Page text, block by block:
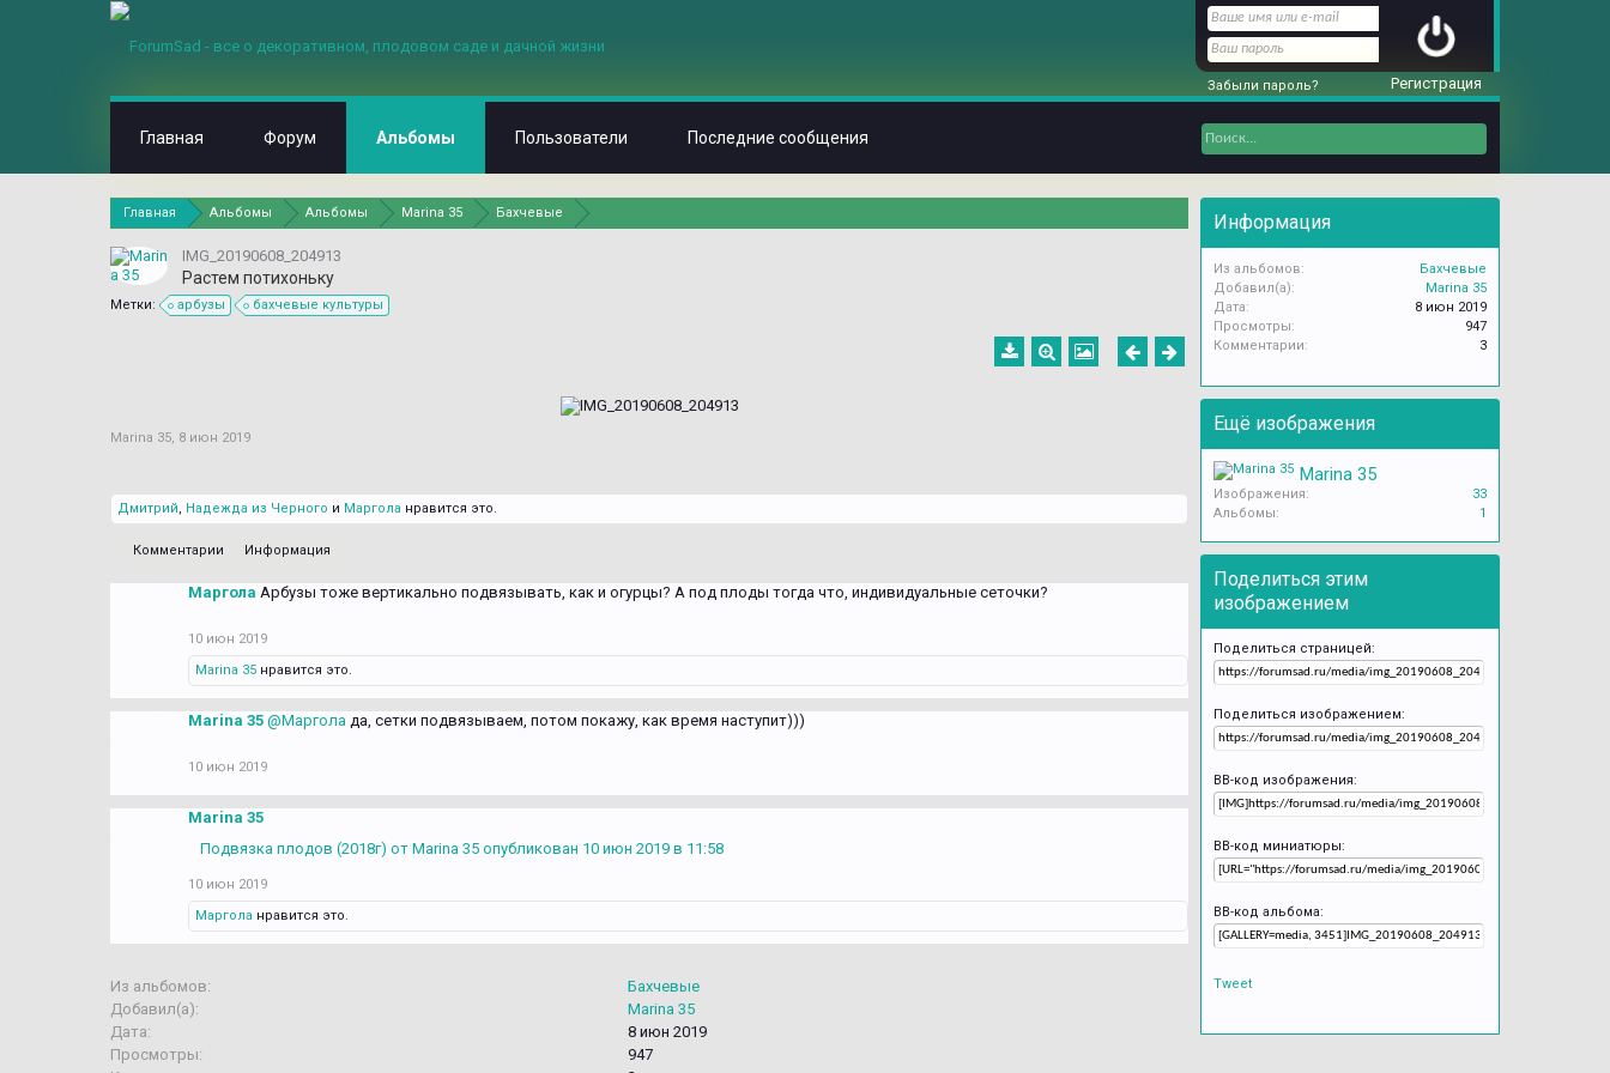
Главная Альбомы Альбомы Marina 35 Бахчевые
IMG_20190608_204913
Растем потихоньку
Метки: арбузы бахчевые культуры
Marina 35, 8 июн 2019
Дмитрий, Надежда из Черного и Маргола нравится это.
Комментарии Информация
Маргола Арбузы тоже вертикально подвязывать, как и огурцы? А под плоды тогда что, индивидуальные сеточки?
10 июн 2019
Marina 35 нравится это.
Marina 35 @Маргола да, сетки подвязываем, потом покажу, как время наступит)))
10 июн 2019
Marina 35
Подвязка плодов (2018г) от Marina 35 опубликован 10 июн 2019 в 11:58
10 июн 2019
Маргола нравится это.
Из альбомов:
Бахчевые
Добавил(а):
Marina 35
Дата:
8 июн 2019
Просмотры:
947
Информация
Из альбомов:
Бахчевые
Добавил(а):
Marina 35
Дата:
8 июн 2019
Просмотры:
947
Комментарии:
3
Ещё изображения
Marina 35
Изображения:
33
Альбомы:
1
Поделиться этим
изображением
Поделиться страницей:
Поделиться изображением:
BB-код изображения:
BB-код миниатюры:
BB-код альбома:
Tweet
Забыли пароль? Регистрация
Главная Форум Альбомы Пользователи Последние сообщения